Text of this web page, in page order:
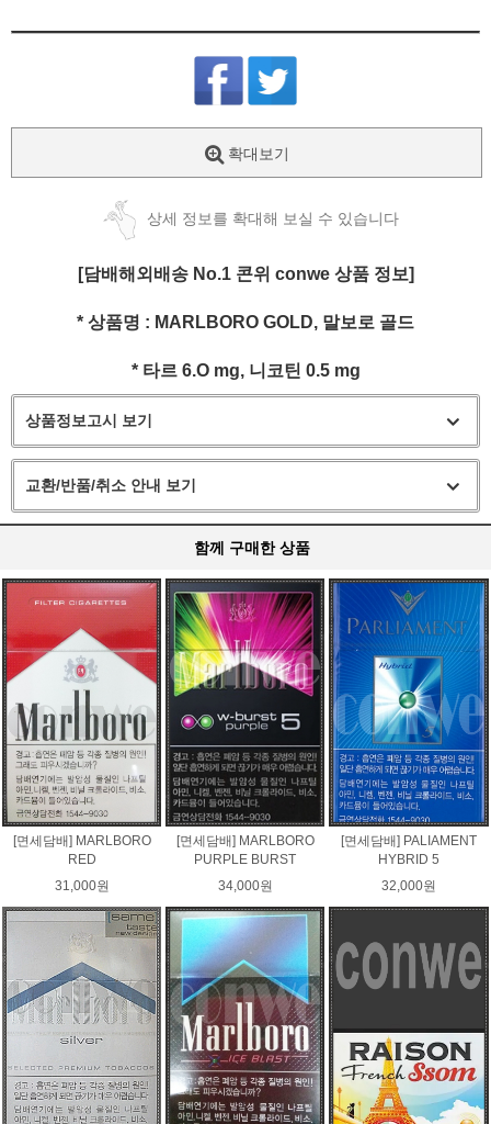
확대보기
상세 정보를 확대해 보실 수 있습니다
[담배해외배송 No.1 콘위 conwe 상품 정보]
* 상품명 : MARLBORO GOLD, 말보로 골드
* 타르 6.O mg, 니코틴 0.5 mg
상품정보고시 보기
교환/반품/취소 안내 보기
함께 구매한 상품
[면세담배] MARLBORO
RED
31,000원
[면세담배] MARLBORO
PURPLE BURST
34,000원
[면세담배] PALIAMENT
HYBRID 5
32,000원